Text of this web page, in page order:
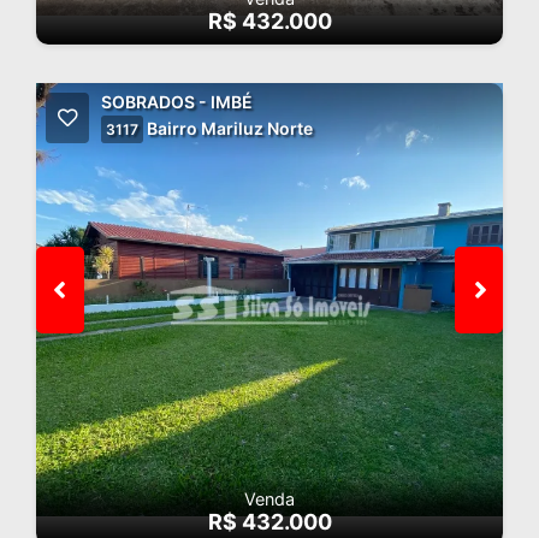
R$ 432.000
SOBRADOS - IMBÉ
3117 Bairro Mariluz Norte
Venda
R$ 432.000